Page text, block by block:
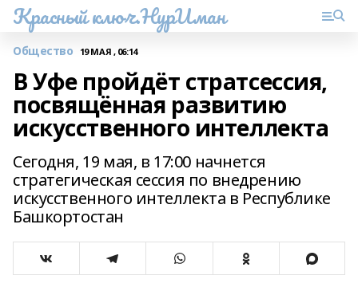
Красный ключ.НурИман
Общество 19 МАЯ , 06:14
В Уфе пройдёт стратсессия,
посвящённая развитию
искусственного интеллекта
Сегодня, 19 мая, в 17:00 начнется
стратегическая сессия по внедрению
искусственного интеллекта в Республике
Башкортостан